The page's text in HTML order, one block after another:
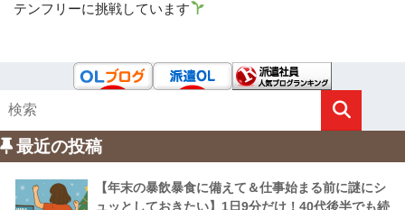
テンフリーに挑戦しています
最近の投稿
【年末の暴飲暴食に備えて＆仕事始まる前に謎にシ
ュッとしておきたい】1日9分だけ！40代後半でも続